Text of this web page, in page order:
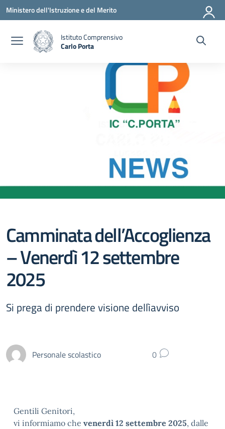
Vai ai contenuti
Vai al menu di navigazione
Vai al footer
Ministero dell'Istruzione e del Merito
Istituto Comprensivo
Carlo Porta
Camminata dell’Accoglienza
– Venerdì 12 settembre
2025
Si prega di prendere visione dellìavviso
Personale scolastico 0
Gentili Genitori,
vi informiamo che venerdì 12 settembre 2025, dalle